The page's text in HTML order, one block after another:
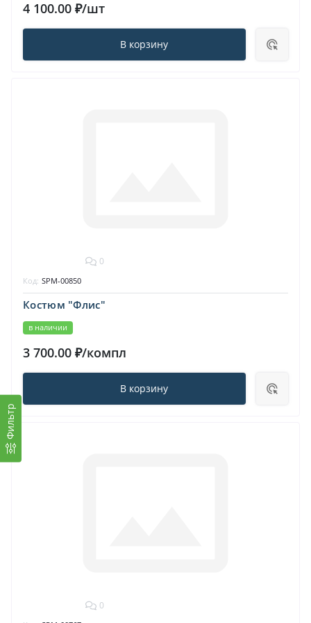
Фильтр
4 100.00 ₽/шт
В корзину
0
Костюм "Флис"
в наличии
Код: SPM-00850
3 700.00 ₽/компл
В корзину
0